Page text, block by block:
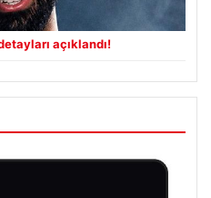
açıklandı!